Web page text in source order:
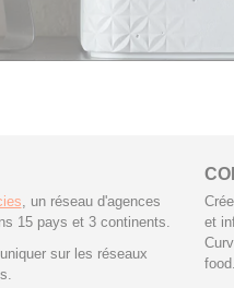
, un réseau d'agences
15 pays et 3 continents.
sur les réseaux
et